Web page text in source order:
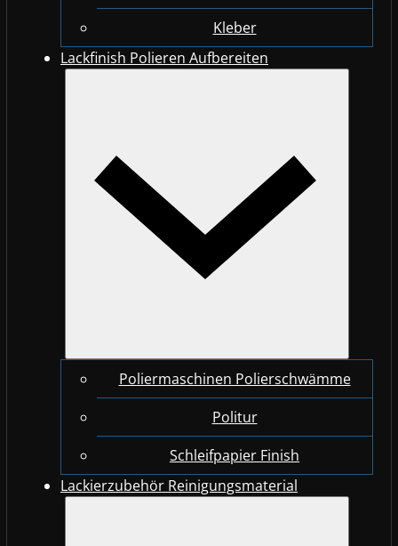
Kleber
Lackfinish Polieren Aufbereiten
Poliermaschinen Polierschwämme
Politur
Schleifpapier Finish
Lackierzubehör Reinigungsmaterial